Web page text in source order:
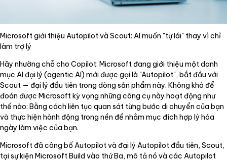
Microsoft giới thiệu Autopilot và Scout: AI muốn "tự lái" thay vì chỉ
làm trợ lý
Hãy nhường chỗ cho Copilot: Microsoft đang giới thiệu một danh
mục AI đại lý (agentic AI) mới được gọi là "Autopilot", bắt đầu với
Scout — đại lý đầu tiên trong dòng sản phẩm này. Không khó để
đoán được Microsoft kỳ vọng những công cụ này hoạt động như
thế nào: Bằng cách liên tục quan sát từng bước di chuyển của bạn
và thực hiện hành động trong nền để nhằm mục đích hợp lý hóa
ngày làm việc của bạn.
Microsoft đã công bố Autopilot và đại lý Autopilot đầu tiên, Scout,
tại sự kiện Microsoft Build vào thứ Ba, mô tả nó và các Autopilot